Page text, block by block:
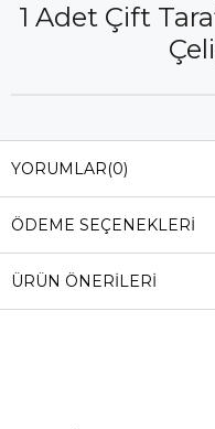
1 Adet Çift
YORUMLAR(0)
ÖDEME SEÇENEKLERI
ÜRÜN ÖNERILERI